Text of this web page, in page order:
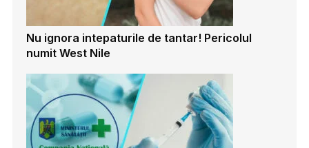
Nu ignora intepaturile de tantar! Pericolul
numit West Nile